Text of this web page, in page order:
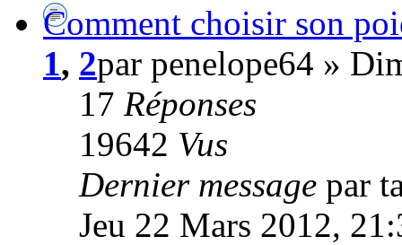
Comment choisir son
1, 2par penelope64 »
17 Réponses
19642 Vus
Dernier message par
Jeu 22 Mars 2012,